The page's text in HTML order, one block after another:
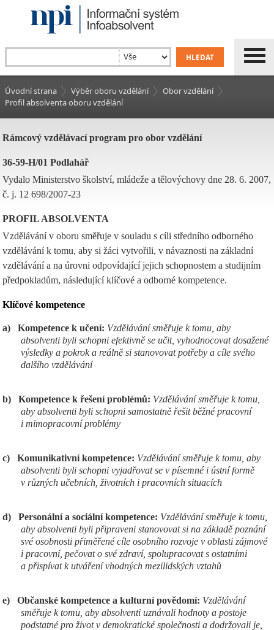
Úvodní strana Výběr oboru vzdělání
Obor vzdělání
Profil absolventa oboru vzdělání
Rámcový vzdělávací program pro obor vzdělání
36-59-H/01 Podlahář
Vydalo Ministerstvo školství, mládeže a tělovýchovy dne 28. 6. 2007,
č. j. 12 698/2007-23
PROFIL ABSOLVENTA
Vzdělávání v oboru směřuje v souladu s cíli středního odborného
vzdělávání k tomu, aby si žáci vytvořili, v návaznosti na základní
vzdělávání a na úrovni odpovídající jejich schopnostem a studijním
předpokladům, následující klíčové a odborné kompetence.
Klíčové kompetence
a) Kompetence k učení: Vzdělávání směřuje k tomu, aby
absolventi byli schopni efektivně se učit, vyhodnocovat dosažené
výsledky a pokrok a reálně si stanovovat potřeby a cíle svého
dalšího vzdělávání
b) Kompetence k řešení problémů: Vzdělávání směřuje k tomu,
aby absolventi byli schopni samostatně řešit běžné pracovní
i mimopracovní problémy
c) Komunikativní kompetence: Vzdělávání směřuje k tomu, aby
absolventi byli schopni vyjadřovat se v písemné i ústní formě
v různých učebních, životních i pracovních situacích
d) Personální a sociální kompetence: Vzdělávání směřuje k tomu,
aby absolventi byli připraveni stanovovat si na základě poznání
své osobnosti přiměřené cíle osobního rozvoje v oblasti zájmové
i pracovní, pečovat o své zdraví, spolupracovat s ostatními
a přispívat k utváření vhodných mezilidských vztahů
e) Občanské kompetence a kulturní povědomí: Vzdělávání
směřuje k tomu, aby absolventi uznávali hodnoty a postoje
podstatné pro život v demokratické společnosti a dodržovali je,